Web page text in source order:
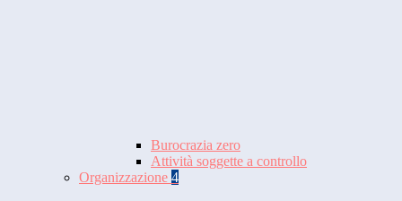
Burocrazia zero
Attività soggette a controllo
Organizzazione 4